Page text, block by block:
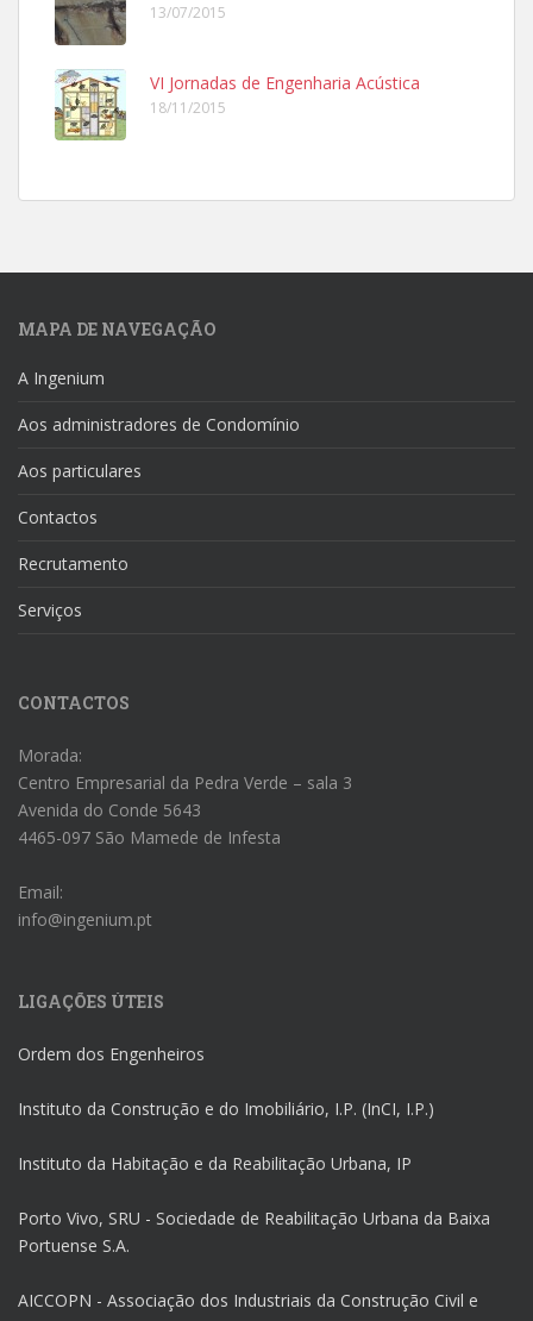
13/07/2015
VI Jornadas de Engenharia Acústica
18/11/2015
MAPA DE NAVEGAÇÃO
A Ingenium
Aos administradores de Condomínio
Aos particulares
Contactos
Recrutamento
Serviços
CONTACTOS
Morada:
Centro Empresarial da Pedra Verde – sala 3
Avenida do Conde 5643
4465-097 São Mamede de Infesta
Email:
info@ingenium.pt
LIGAÇÕES ÚTEIS
Ordem dos Engenheiros
Instituto da Construção e do Imobiliário, I.P. (InCI, I.P.)
Instituto da Habitação e da Reabilitação Urbana, IP
Porto Vivo, SRU - Sociedade de Reabilitação Urbana da Baixa
Portuense S.A.
AICCOPN - Associação dos Industriais da Construção Civil e